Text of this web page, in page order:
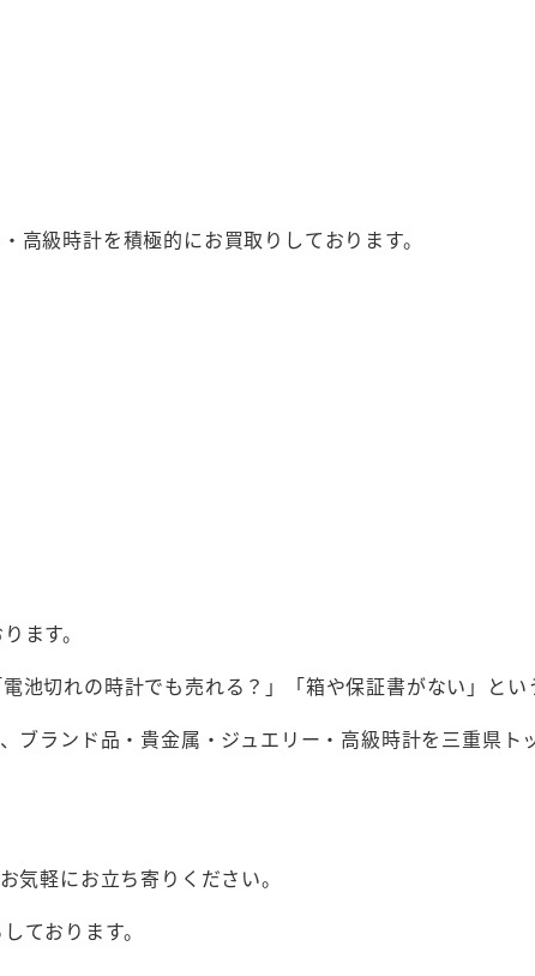
高級時計を積極的にお買取りしております。
ます。
池切れの時計でも売れる？」「箱や保証書がない」と
ブランド品・貴金属・ジュエリー・高級時計を三重県
気軽にお立ち寄りください。
ております。